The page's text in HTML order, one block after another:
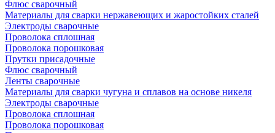
Флюс сварочный
Материалы для сварки нержавеющих и жаростойких сталей
Электроды сварочные
Проволока сплошная
Проволока порошковая
Прутки присадочные
Флюс сварочный
Ленты сварочные
Материалы для сварки чугуна и сплавов на основе никеля
Электроды сварочные
Проволока сплошная
Проволока порошковая